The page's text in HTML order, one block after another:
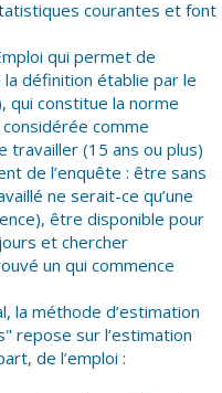
courantes et font
qui permet de
définition établie par le
qui constitue la norme
comme
travailler (15 ans ou plus)
de l’enquête : être sans
ne serait-ce qu’une
être disponible pour
et chercher
un qui commence
la méthode d’estimation
repose sur l’estimation
de l’emploi :